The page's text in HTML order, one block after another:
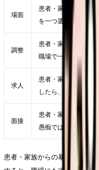
場面
患者・家族からの暴
を一つ選び、時間帯
調整
患者・家族からの暴
職場で一つだけ変え
求人
患者・家族からの暴
したら、求人票のど
面接
患者・家族からの暴
愚痴ではなく「次に
患者・家族からの暴言で辞め